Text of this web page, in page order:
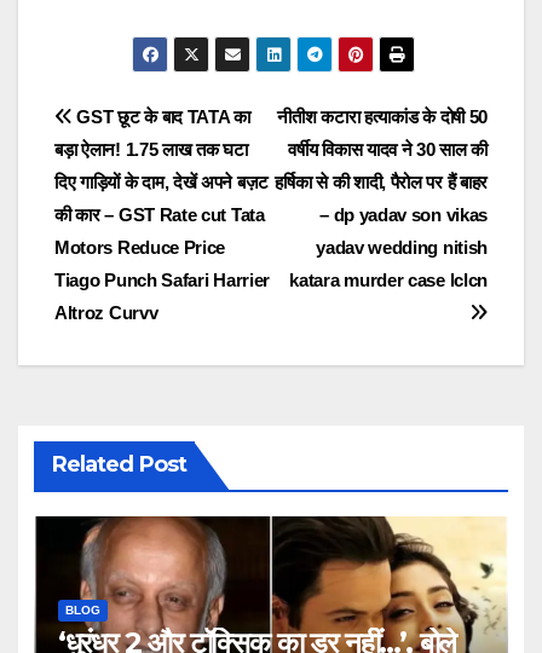
Post
navigation
नीतीश कटारा हत्याकांड के दोषी 50
वर्षीय विकास यादव ने 30 साल की
हर्षिका से की शादी, पैरोल पर हैं बाहर
– dp yadav son vikas
yadav wedding nitish
katara murder case lclcn
GST छूट के बाद TATA का
बड़ा ऐलान! 1.75 लाख तक घटा
दिए गाड़ियों के दाम, देखें अपने बज़ट
की कार – GST Rate cut Tata
Motors Reduce Price
Tiago Punch Safari Harrier
Altroz Curvv
Related Post
BLOG
‘धुरंधर 2 और टॉक्सिक का डर नहीं…’, बोले